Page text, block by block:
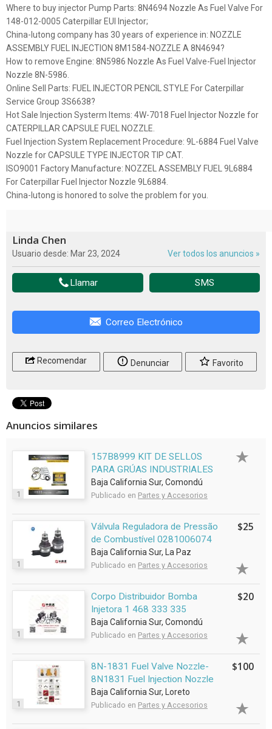
Where to buy injector Pump Parts: 8N4694 Nozzle As Fuel Valve For
148-012-0005 Caterpillar EUI Injector;
China-lutong company has 30 years of experience in: NOZZLE
ASSEMBLY FUEL INJECTION 8M1584-NOZZLE A 8N4694?
How to remove Engine: 8N5986 Nozzle As Fuel Valve-Fuel Injector
Nozzle 8N-5986.
Online Sell Parts: FUEL INJECTOR PENCIL STYLE For Caterpillar
Service Group 3S6638?
Hot Sale Injection Systerm Items: 4W-7018 Fuel Injector Nozzle for
CATERPILLAR CAPSULE FUEL NOZZLE.
Fuel Injection System Replacement Procedure: 9L-6884 Fuel Valve
Nozzle for CAPSULE TYPE INJECTOR TIP CAT.
ISO9001 Factory Manufacture: NOZZEL ASSEMBLY FUEL 9L6884
For Caterpillar Fuel Injector Nozzle 9L6884.
China-lutong is honored to solve the problem for you.
Linda Chen
Usuario desde: Mar 23, 2024 Ver todos los anuncios »
Llamar SMS
Correo Electrónico
Recomendar Denunciar Favorito
Anuncios similares
1
157B8999 KIT DE SELLOS
PARA GRÚAS INDUSTRIALES
Baja California Sur, Comondú
Publicado en Partes y Accesorios
1
Válvula Reguladora de Pressão
de Combustível 0281006074
Baja California Sur, La Paz
Publicado en Partes y Accesorios
$25
1
Corpo Distribuidor Bomba
Injetora 1 468 333 335
Baja California Sur, Comondú
Publicado en Partes y Accesorios
$20
1
8N-1831 Fuel Valve Nozzle-
8N1831 Fuel Injection Nozzle
Baja California Sur, Loreto
Publicado en Partes y Accesorios
$100